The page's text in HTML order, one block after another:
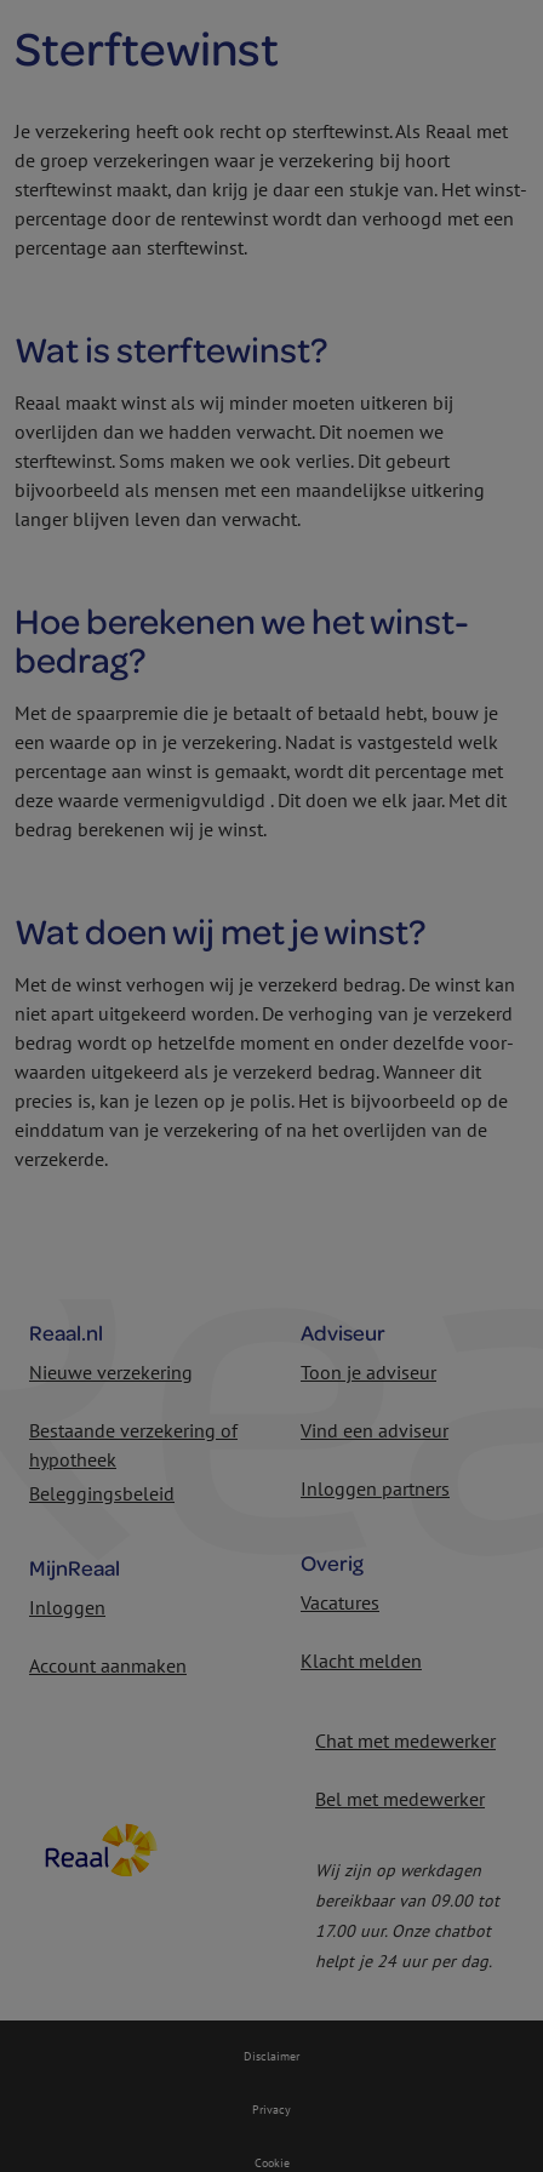
Sterftewinst
Je verzekering heeft ook recht op sterftewinst. Als Reaal met
de groep verzekeringen waar je verzekering bij hoort
sterftewinst maakt, dan krijg je daar een stukje van. Het winst­
percentage door de rentewinst wordt dan verhoogd met een
percentage aan sterftewinst.
Wat is sterftewinst?
Reaal maakt winst als wij minder moeten uitkeren bij
overlijden dan we hadden verwacht. Dit noemen we
sterftewinst. Soms maken we ook verlies. Dit gebeurt
bijvoorbeeld als mensen met een maandelijkse uitkering
langer blijven leven dan verwacht.
Hoe berekenen we het winst­
bedrag?
Met de spaarpremie die je betaalt of betaald hebt, bouw je
een waarde op in je verzekering. Nadat is vastgesteld welk
percentage aan winst is gemaakt, wordt dit percentage met
deze waarde vermenigvuldigd . Dit doen we elk jaar. Met dit
bedrag berekenen wij je winst.
Wat doen wij met je winst?
Met de winst verhogen wij je verzekerd bedrag. De winst kan
niet apart uitgekeerd worden. De verhoging van je verzekerd
bedrag wordt op hetzelfde moment en onder dezelfde voor­
waarden uitgekeerd als je verzekerd bedrag. Wanneer dit
precies is, kan je lezen op je polis. Het is bijvoorbeeld op de
einddatum van je verzekering of na het overlijden van de
verzekerde.
Reaal.nl
Nieuwe verzekering
Bestaande verzekering of
hypotheek
Beleggingsbeleid
MijnReaal
Inloggen
Account aanmaken
Adviseur
Toon je adviseur
Vind een adviseur
Inloggen partners
Overig
Vacatures
Klacht melden
Chat met medewerker
Bel met medewerker
Wij zijn op werkdagen
bereikbaar van 09.00 tot
17.00 uur. Onze chatbot
helpt je 24 uur per dag.
Disclaimer
Privacy
Cookie